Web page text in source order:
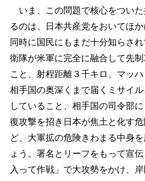
いま、この問題で核心をついた
るのは、日本共産党をおいてほか
同時に国民にもまだ十分知らさ
衛隊が米軍に完全に融合して先
こと、射程距離３千キロ、マッ
相手国の奥深くまで届くミサイ
していること、相手国の司令部
復攻撃を招き日本が焦土と化す
ど、大軍拡の危険きわまる中身
ょう。署名とリーフをもって宣
入って作戦」で大攻勢をかけ、